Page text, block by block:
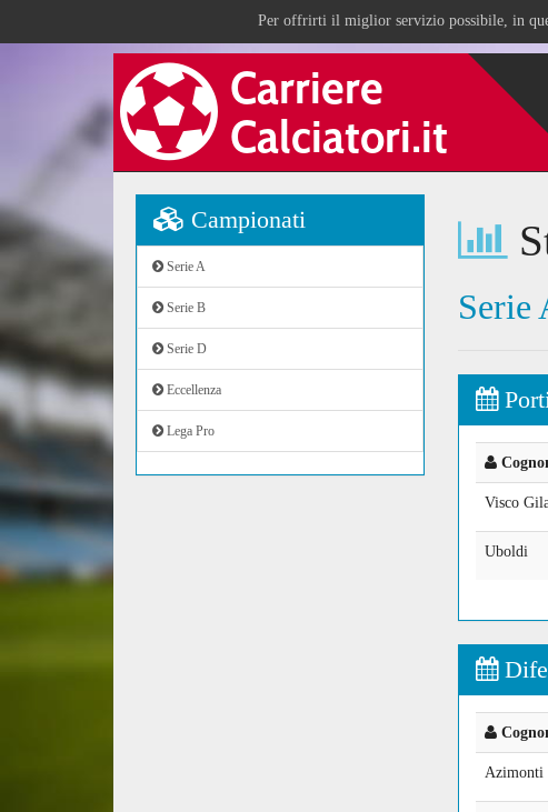
Per offrirti il miglior servizio possibile, in
Campionati
Serie A
Serie B
Serie D
Eccellenza
Lega Pro
Serie
Visco
Uboldi
Azimonti